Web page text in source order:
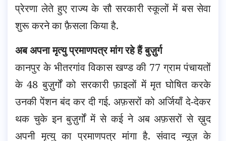
प्रेरणा लेते हुए राज्य के सौ सरकारी स्कूलों में बस सेवा
शुरू करने का फ़ैसला किया है.
अब अपना मृत्यु प्रमाणपत्र मांग रहे हैं बुज़ुर्ग
कानपुर के भीतरगांव विकास खण्ड की 77 ग्राम पंचायतों
के 48 बुज़ुर्गों को सरकारी फ़ाइलों में मृत घोषित करके
उनकी पेंशन बंद कर दी गई. अफ़सरों को अर्जियाँ दे-देकर
थक चुके इन बुज़ुर्गों में से कई ने अब अफ़सरों से ख़ुद
अपनी मृत्यु का प्रमाणपत्र मांगा है. संवाद न्यूज़ के